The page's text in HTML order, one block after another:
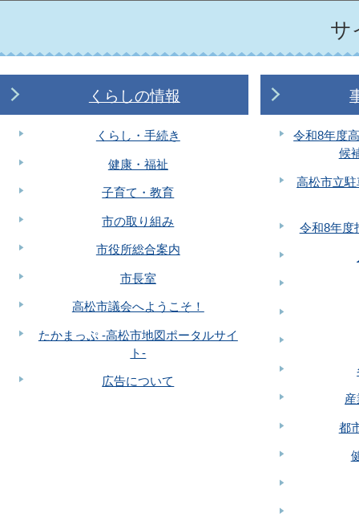
サ
くらしの情報
くらし・手続き
健康・福祉
子育て・教育
市の取り組み
市役所総合案内
市長室
高松市議会へようこそ！
たかまっぷ -高松市地図ポータルサイ
ト-
広告について
令和8年度
候
高松市立
令和8年度
都